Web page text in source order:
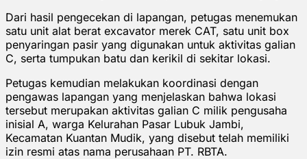
Dari hasil pengecekan di lapangan, petugas menemukan
satu unit alat berat excavator merek CAT, satu unit box
penyaringan pasir yang digunakan untuk aktivitas galian
C, serta tumpukan batu dan kerikil di sekitar lokasi.
Petugas kemudian melakukan koordinasi dengan
pengawas lapangan yang menjelaskan bahwa lokasi
tersebut merupakan aktivitas galian C milik pengusaha
inisial A, warga Kelurahan Pasar Lubuk Jambi,
Kecamatan Kuantan Mudik, yang disebut telah memiliki
izin resmi atas nama perusahaan PT. RBTA.